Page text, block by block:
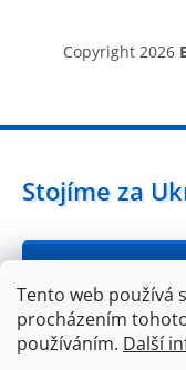
Tento web používá
procházením
používáním. Další
Copyright 2026
Stojíme za